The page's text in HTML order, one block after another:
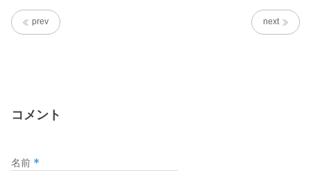
リ
ー
prev next
コメント
名前 *